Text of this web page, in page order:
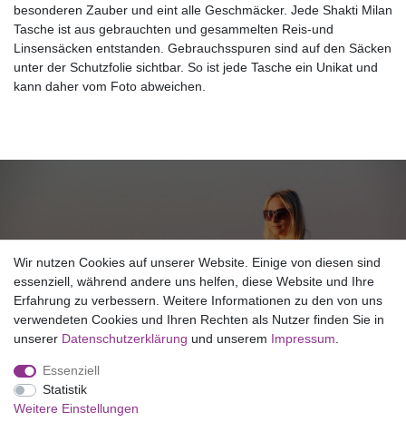
besonderen Zauber und eint alle Geschmäcker. Jede Shakti Milan
Tasche ist aus gebrauchten und gesammelten Reis-und
Linsensäcken entstanden. Gebrauchsspuren sind auf den Säcken
unter der Schutzfolie sichtbar. So ist jede Tasche ein Unikat und
kann daher vom Foto abweichen.
NEWSLETTER ANMELDUNG
Copyright © 2026 SHAKTI MILAN NEPAL
Wir nutzen Cookies auf unserer Website. Einige von diesen sind
essenziell, während andere uns helfen, diese Website und Ihre
Erfahrung zu verbessern. Weitere Informationen zu den von uns
verwendeten Cookies und Ihren Rechten als Nutzer finden Sie in
unserer Daten­schutz­erklärung und unserem Impressum
Essenziell
Statistik
Weitere Einstellungen